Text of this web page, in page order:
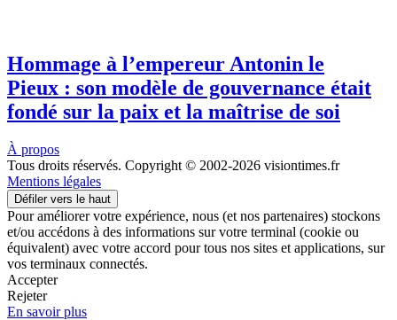
Hommage à l’empereur Antonin le
Pieux : son modèle de gouvernance était
fondé sur la paix et la maîtrise de soi
À propos
Tous droits réservés. Copyright © 2002-2026 visiontimes.fr
Mentions légales
Défiler vers le haut
Pour améliorer votre expérience, nous (et nos partenaires) stockons
et/ou accédons à des informations sur votre terminal (cookie ou
équivalent) avec votre accord pour tous nos sites et applications, sur
vos terminaux connectés.
Accepter
Rejeter
En savoir plus